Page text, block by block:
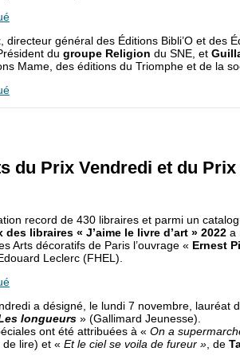
, directeur général des Éditions Bibli’O et des
du groupe Religion du SNE, et
Mame, des éditions du Triomphe et de la
du Prix Vendredi et du
record de 430 libraires et parmi un
des libraires « J’aime le livre d’art » 2022a
Arts décoratifs de Paris l’ouvrage « Ernest
Leclerc (FHEL).
a désigné, le lundi 7 novembre, lauréat
longueurs » (Gallimard Jeunesse).
ont été attribuées à « On a
lire) et « Et le ciel se voila de fureur », de